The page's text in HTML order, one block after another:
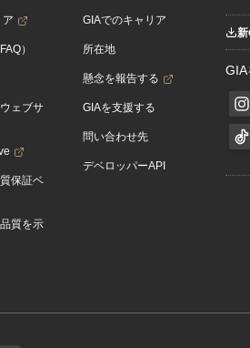
ア
）
ェブサ
保証ベ
質を示
GIAでのキャリア
所在地
懸念を報告する
GIAを支援する
問い合わせ先
デベロッパーAPI
GIA